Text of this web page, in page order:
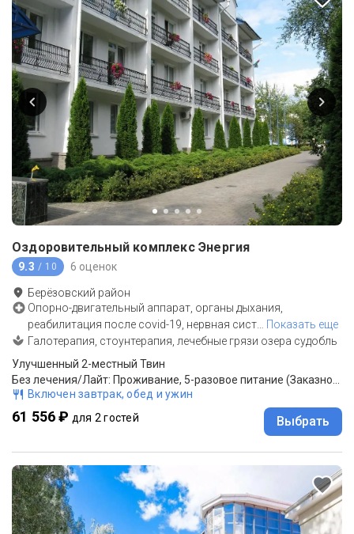
Оздоровительный комплекс Энергия
9.3 / 10 6 оценок
Берёзовский район
Опорно-двигательный аппарат, органы дыхания,
реабилитация после covid-19, нервная сист… Показать еще
Галотерапия, стоунтерапия, лечебные грязи озера судобль
Улучшенный 2-местный Твин
Без лечения/Лайт: Проживание, 5-разовое питание (Заказное меню с элементами шведского стола)
Включен завтрак, обед и ужин
61 556 ₽ для 2 гостей Выбрать